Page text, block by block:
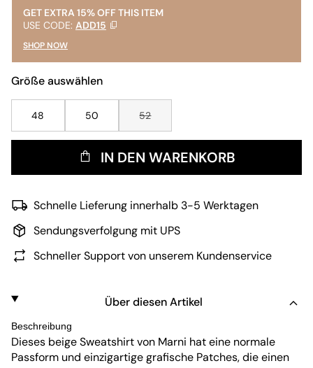
GET EXTRA 15% OFF THIS ITEM
USE CODE: ADD15
SHOP NOW
Größe auswählen
48 50 52
IN DEN WARENKORB
Schnelle Lieferung innerhalb 3-5 Werktagen
Sendungsverfolgung mit UPS
Schneller Support von unserem Kundenservice
Über diesen Artikel
Beschreibung
Dieses beige Sweatshirt von Marni hat eine normale
Passform und einzigartige grafische Patches, die einen